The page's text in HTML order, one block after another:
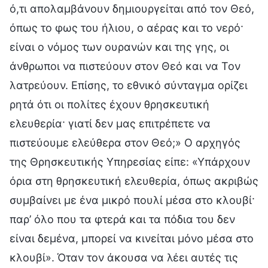
ό,τι απολαμβάνουν δημιουργείται από τον Θεό,
όπως το φως του ήλιου, ο αέρας και το νερό·
είναι ο νόμος των ουρανών και της γης, οι
άνθρωποι να πιστεύουν στον Θεό και να Τον
λατρεύουν. Επίσης, το εθνικό σύνταγμα ορίζει
ρητά ότι οι πολίτες έχουν θρησκευτική
ελευθερία· γιατί δεν μας επιτρέπετε να
πιστεύουμε ελεύθερα στον Θεό;» Ο αρχηγός
της Θρησκευτικής Υπηρεσίας είπε: «Υπάρχουν
όρια στη θρησκευτική ελευθερία, όπως ακριβώς
συμβαίνει με ένα μικρό πουλί μέσα στο κλουβί·
παρ’ όλο που τα φτερά και τα πόδια του δεν
είναι δεμένα, μπορεί να κινείται μόνο μέσα στο
κλουβί». Όταν τον άκουσα να λέει αυτές τις